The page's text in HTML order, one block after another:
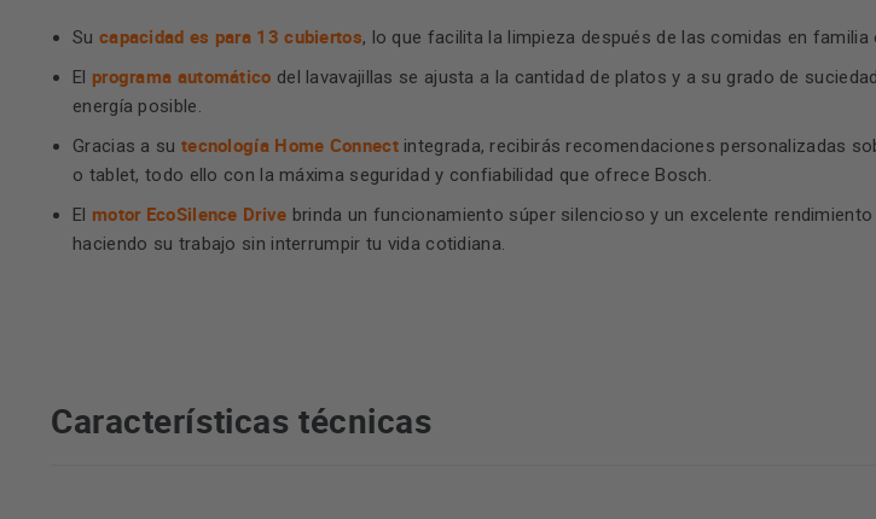
Su capacidad es para 13 cubiertos, lo que facilita la limpieza después de las comidas en familia
El programa automático del lavavajillas se ajusta a la cantidad de platos y a su grado de
energía posible.
Gracias a su tecnología Home Connectintegrada, recibirás recomendaciones personalizadas
o tablet, todo ello con la máxima seguridad y confiabilidad que ofrece Bosch.
El motor EcoSilence Drive brinda un funcionamiento súper silencioso y un excelente
haciendo su trabajo sin interrumpir tu vida cotidiana.
Características técnicas